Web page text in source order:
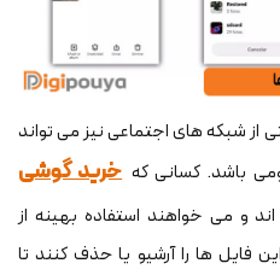
از شبکه های اجتماعی نیز می تواند
باشد. کسانی که خرید گوشی
اند و می خواهند استفاده بهینه از
فایل ها را آرشیو یا حذف کنند تا